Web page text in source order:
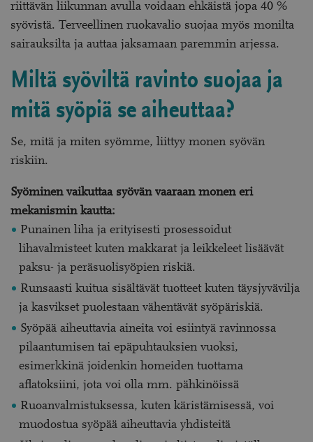
riittävän liikunnan avulla voidaan ehkäistä jopa 40 %
syövistä. Terveellinen ruokavalio suojaa myös monilta
sairauksilta ja auttaa jaksamaan paremmin arjessa.
Miltä syöviltä ravinto suojaa ja
mitä syöpiä se aiheuttaa?
Se, mitä ja miten syömme, liittyy monen syövän
riskiin.
Syöminen vaikuttaa syövän vaaraan monen eri
mekanismin kautta:
Punainen liha ja erityisesti prosessoidut
lihavalmisteet kuten makkarat ja leikkeleet lisäävät
paksu- ja peräsuolisyöpien riskiä.
Runsaasti kuitua sisältävät tuotteet kuten täysjyvävilja
ja kasvikset puolestaan vähentävät syöpäriskiä.
Syöpää aiheuttavia aineita voi esiintyä ravinnossa
pilaantumisen tai epäpuhtauksien vuoksi,
esimerkkinä joidenkin homeiden tuottama
aflatoksiini, jota voi olla mm. pähkinöissä
Ruoanvalmistuksessa, kuten käristämisessä, voi
muodostua syöpää aiheuttavia yhdisteitä